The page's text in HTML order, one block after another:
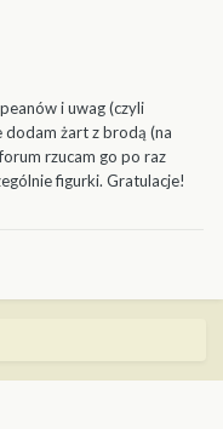
i uwag (czyli
dodam żart z brodą (na
rzucam go po raz
figurki. Gratulacje!